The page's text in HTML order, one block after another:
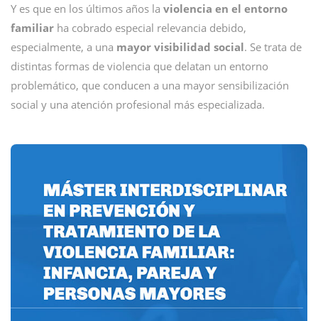
Y es que en los últimos años la violencia en el entorno
familiar ha cobrado especial relevancia debido,
especialmente, a una mayor visibilidad social. Se trata de
distintas formas de violencia que delatan un entorno
problemático, que conducen a una mayor sensibilización
social y una atención profesional más especializada.